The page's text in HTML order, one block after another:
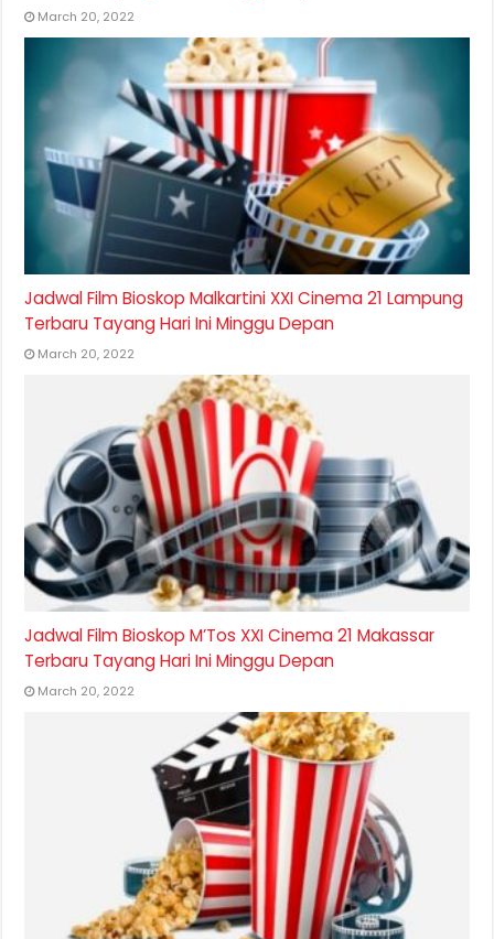
March 20, 2022
Jadwal Film Bioskop Malkartini XXI Cinema 21 Lampung
Terbaru Tayang Hari Ini Minggu Depan
March 20, 2022
Jadwal Film Bioskop M’Tos XXI Cinema 21 Makassar
Terbaru Tayang Hari Ini Minggu Depan
March 20, 2022